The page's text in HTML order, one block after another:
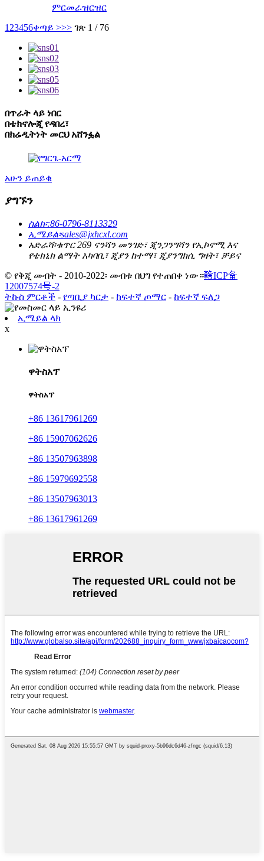
ምርመራዝርዝር
1 23456ቀጣይ >>> ገጽ 1 / 76
በጥራት ላይ ነበር
በቴክኖሎጂ የዳበረ፣
በክሬዲትነት መርህ አሸንፏል
አሁን ይጠይቁ
ያግኙን
ስልክ፡:86-0796-8113329
ኢሜይል፡sales@jxhcxl.com
አድራሻ፡ቁጥር 269 ናንሻን መንገድ፣ ጂንጋንግሻን የኢኮኖሚ እና
የቴክኒክ ልማት አካባቢ፣ ጂያን ከተማ፣ ጂያንግክሲ ግዛት፣ ቻይና
© የቅጂ መብት - 2010-2022፡ መብቱ በህግ የተጠበቀ ነው።赣ICP备
12007574号-2
ትኩስ ምርቶች - የጣቢያ ካርታ - ከፍተኛ ጦማር - ከፍተኛ ፍለጋ
ኢሜይል ላክ
x
ዋትስአፕ
ዋትስአፕ
+86 13617961269
+86 15907062626
+86 13507963898
+86 15979692558
+86 13507963013
+86 13617961269